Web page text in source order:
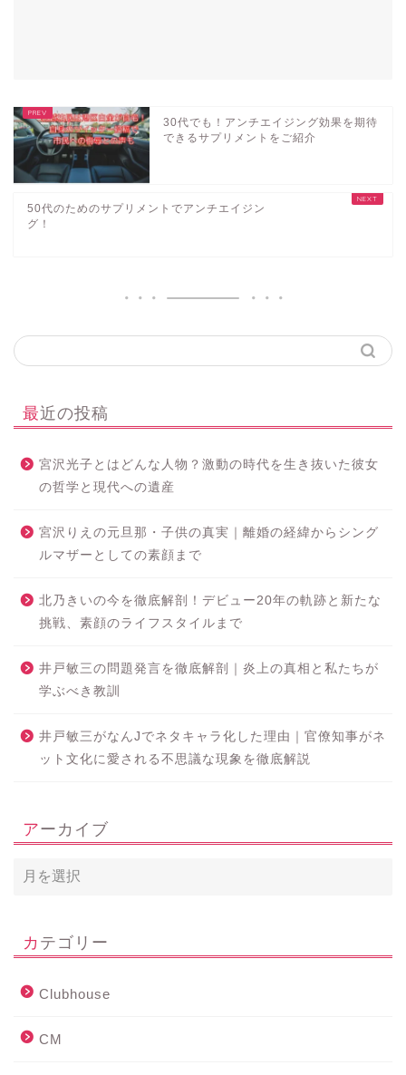
30代でも！アンチエイジング効果を期待
できるサプリメントをご紹介
50代のためのサプリメントでアンチエイジン
グ！
最近の投稿
宮沢光子とはどんな人物？激動の時代を生き抜いた彼女
の哲学と現代への遺産
宮沢りえの元旦那・子供の真実｜離婚の経緯からシング
ルマザーとしての素顔まで
北乃きいの今を徹底解剖！デビュー20年の軌跡と新たな
挑戦、素顔のライフスタイルまで
井戸敏三の問題発言を徹底解剖｜炎上の真相と私たちが
学ぶべき教訓
井戸敏三がなんJでネタキャラ化した理由｜官僚知事がネ
ット文化に愛される不思議な現象を徹底解説
アーカイブ
カテゴリー
Clubhouse
CM